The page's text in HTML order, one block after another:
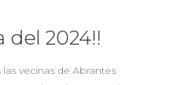
del 2024!!
vecinas de Abrantes